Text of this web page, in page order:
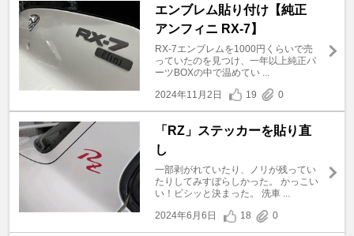
エンブレム貼り付け【純正
アンフィニ RX-7】
RX-7エンブレムを1000円くらいで売
っていたのを見つけ、一年以上純正パ
ーツBOXの中で温めてい ...
2024年11月2日
19 0
「RZ」ステッカーを貼り直
し
一部剥がれていたり、ノリが残ってい
たりしてみすぼらしかった。 かっこい
い！ビシッと決まった。 洗車 ...
2024年6月6日
18 0